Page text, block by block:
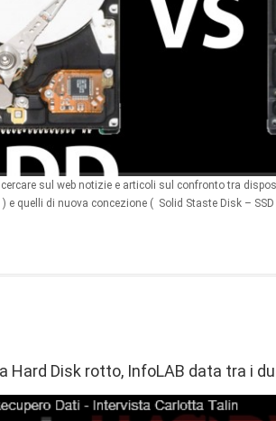
cercare sul web notizie e articoli sul confronto tra
e quelli di nuova concezione ( Solid Staste Disk –
Hard Disk rotto, InfoLAB data tra i